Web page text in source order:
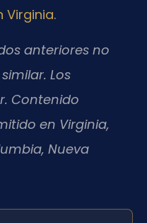
Virginia.
anteriores no
Los
Contenido
en Virginia,
Nueva